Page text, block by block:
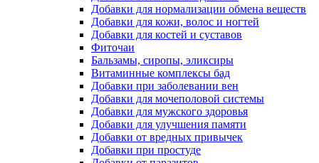
Добавки для нормализации обмена веществ
Добавки для кожи, волос и ногтей
Добавки для костей и суставов
Фиточаи
Бальзамы, сиропы, эликсиры
Витаминные комплексы бад
Добавки при заболевании вен
Добавки для мочеполовой системы
Добавки для мужского здоровья
Добавки для улучшения памяти
Добавки от вредных привычек
Добавки при простуде